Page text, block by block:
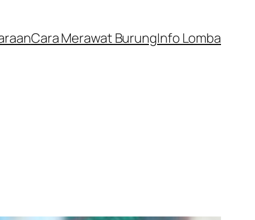
Cara Merawat BurungInfo Lomba